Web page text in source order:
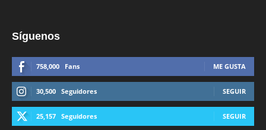
Síguenos
758,000 Fans ME GUSTA
30,500 Seguidores SEGUIR
25,157 Seguidores SEGUIR